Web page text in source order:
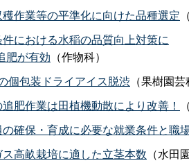
作業等の平準化に向けた品種選定
における水稲の品質向上対策に
肥が有効 （作物科）
個包装ドライアイス脱渋 （果樹園
肥作業は田植機動散により改善！
確保・育成に必要な就業条件と職
高畝栽培に適した立茎本数 （水田